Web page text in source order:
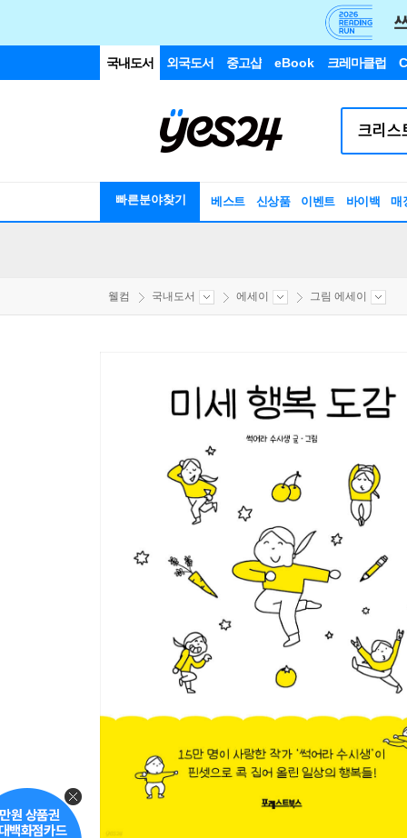
국내도서 외국도서 중고샵 eBook 크레마클럽
빠른분야찾기 베스트 신상품 이벤트 바이백 매
웰컴 국내도서 에세이 그림 에세이